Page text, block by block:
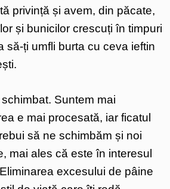
privință și avem, din păcate,
și bunicilor crescuți în timpuri
să-ți umfli burta cu ceva ieftin
Suntem mai
e mai procesată, iar ficatul
să ne schimbăm și noi
mai ales că este în interesul
excesului de pâine